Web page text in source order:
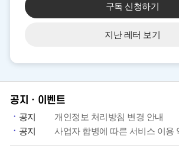
구독 신청하기
지난 레터 보기
공지ㆍ이벤트
공지
개인정보 처리방침 변경 안내
공지
사업자 합병에 따른 서비스 이용 약관, 개인